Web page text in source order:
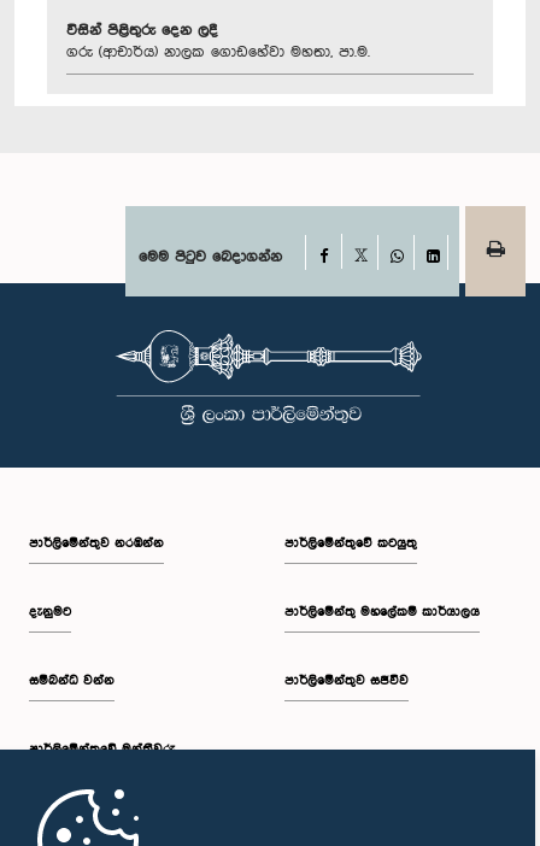
විසින් පිළිතුරු දෙන ලදී
ගරු (ආචාර්ය) නාලක ගොඩහේවා මහතා, පා.ම.
මෙම පිටුව බෙදාගන්න Facebook
WhatsAppLinkedIn
පාර්ලි‌මේන්තුව නරඹන්න
දැනුමට
සම්බන්ධ වන්න
පාර්ලි‌මේන්තුවේ මන්ත්‍රීවරු
මුල් පිටුව
පාර්ලිමේන්තුවේ කටයුතු
පාර්ලිමේන්තු මහලේකම් කාර්යාලය
පාර්ලිමේන්තුව සජීවීව